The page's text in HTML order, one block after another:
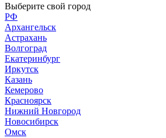
Выберите свой город
РФ
Архангельск
Астрахань
Волгоград
Екатеринбург
Иркутск
Казань
Кемерово
Красноярск
Нижний Новгород
Новосибирск
Омск